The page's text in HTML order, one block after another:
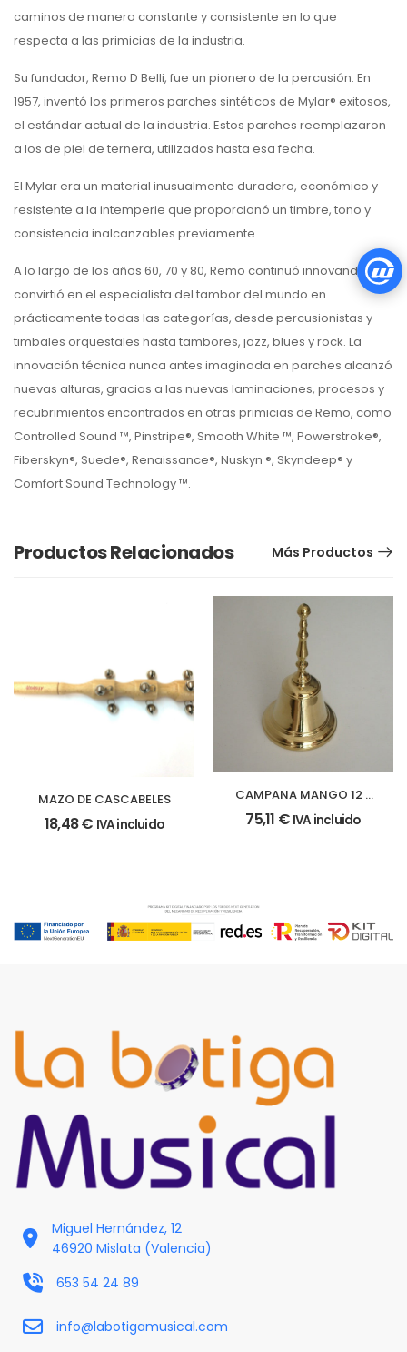
caminos de manera constante y consistente en lo que
respecta a las primicias de la industria.
Su fundador, Remo D Belli, fue un pionero de la percusión. En
1957, inventó los primeros parches sintéticos de Mylar® exitosos,
el estándar actual de la industria. Estos parches reemplazaron
a los de piel de ternera, utilizados hasta esa fecha.
El Mylar era un material inusualmente duradero, económico y
resistente a la intemperie que proporcionó un timbre, tono y
consistencia inalcanzables previamente.
A lo largo de los años 60, 70 y 80, Remo continuó innovando y se
convirtió en el especialista del tambor del mundo en
prácticamente todas las categorías, desde percusionistas y
timbales orquestales hasta tambores, jazz, blues y rock. La
innovación técnica nunca antes imaginada en parches alcanzó
nuevas alturas, gracias a las nuevas laminaciones, procesos y
recubrimientos encontrados en otras primicias de Remo, como
Controlled Sound ™, Pinstripe®, Smooth White ™, Powerstroke®,
Fiberskyn®, Suede®, Renaissance®, Nuskyn ®, Skyndeep® y
Comfort Sound Technology ™.
Productos Relacionados Más Productos
MAZO DE CASCABELES
18,48€ IVA incluido
CAMPANA MANGO 12 x
19 cm.
75,11 € IVA incluido
Miguel Hernández, 12
46920 Mislata (Valencia)
653 54 24 89
info@labotigamusical.com